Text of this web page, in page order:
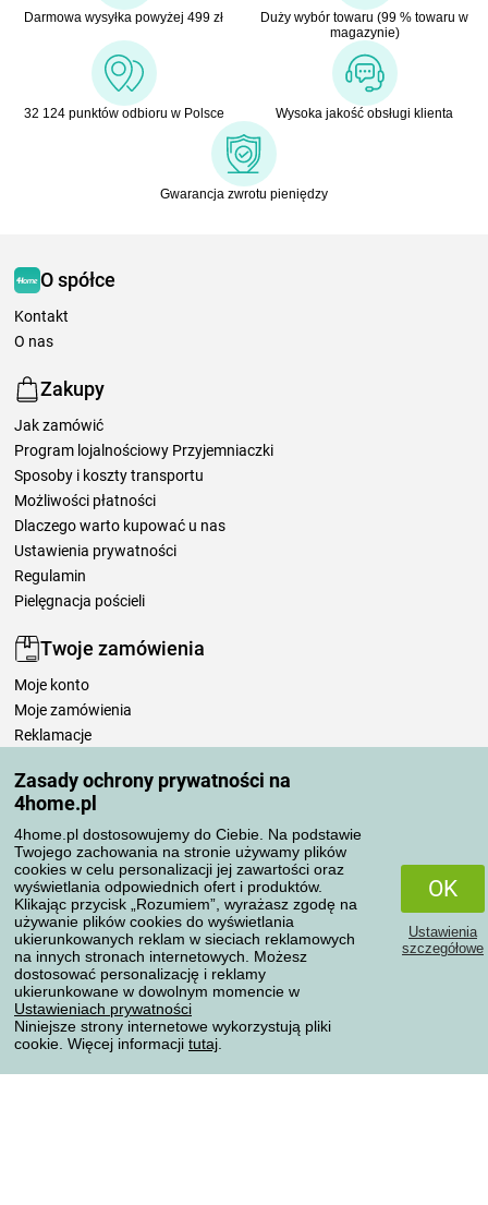
Zasady ochrony prywatności na
4home.pl
4home.pl dostosowujemy do Ciebie. Na podstawie
Twojego zachowania na stronie używamy plików
cookies w celu personalizacji jej zawartości oraz
wyświetlania odpowiednich ofert i produktów.
Klikając przycisk „Rozumiem”, wyrażasz zgodę na
używanie plików cookies do wyświetlania
ukierunkowanych reklam w sieciach reklamowych
na innych stronach internetowych. Możesz
dostosować personalizację i reklamy
ukierunkowane w dowolnym momencie w
Ustawieniach prywatności
Niniejsze strony internetowe wykorzystują pliki
cookie. Więcej informacji tutaj
OK
Ustawienia
szczegółowe
Darmowa wysyłka powyżej 499 zł
Duży wybór towaru (99 % towaru w
magazynie)
32 124 punktów odbioru w Polsce Wysoka jakość obsługi klienta
Gwarancja zwrotu pieniędzy
O spółce
Kontakt
O nas
Zakupy
Jak zamówić
Program lojalnościowy Przyjemniaczki
Sposoby i koszty transportu
Możliwości płatności
Dlaczego warto kupować u nas
Ustawienia prywatności
Regulamin
Pielęgnacja pościeli
Twoje zamówienia
Moje konto
Moje zamówienia
Reklamacje
Zasady przetwarzania recenzji
Sposoby transportu
Metody płatności
Niezawodny sklep